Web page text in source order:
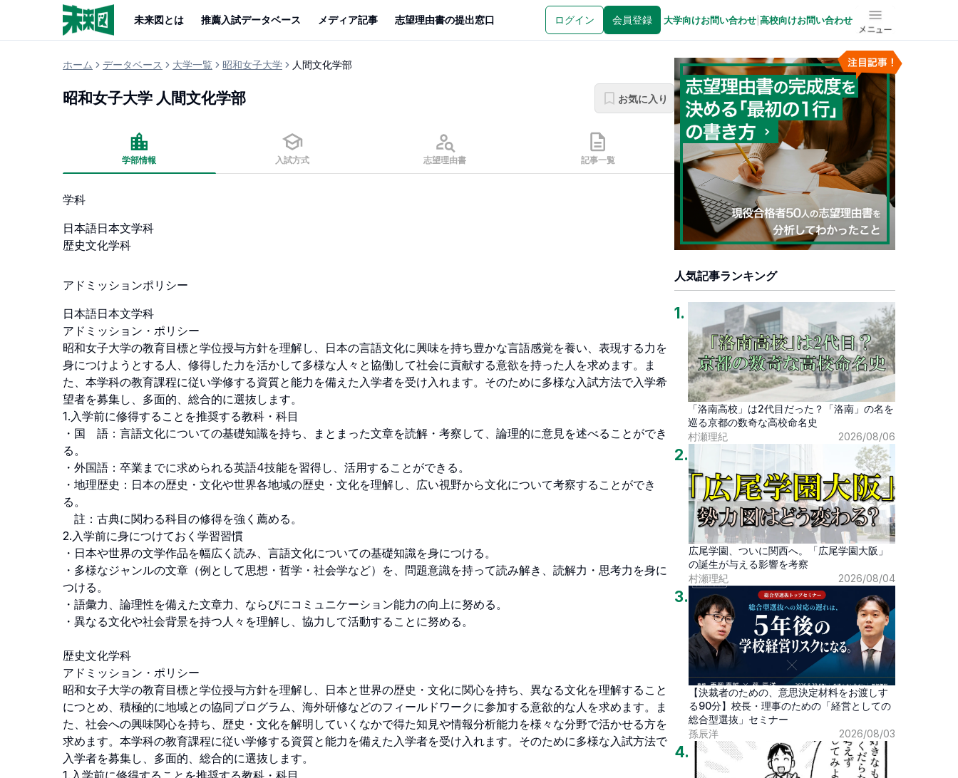
未来図とは 推薦入試データベース メディア記事 志望理由書の提出窓口 ログイン 会員登録 大学向けお問い合わせ 高校向けお問い合わせ メニュー
ホーム データベース 大学一覧 昭和女子大学 人間文化学部
昭和女子大学 人間文化学部 お気に入り
学部情報 入試方式 志望理由書 記事一覧
学科
日本語日本文学科
歴史文化学科
アドミッションポリシー
日本語日本文学科
アドミッション・ポリシー
昭和女子大学の教育目標と学位授与方針を理解し、日本の言語文化に興味を持ち豊かな言語感覚を養い、表現する力を
身につけようとする人、修得した力を活かして多様な人々と協働して社会に貢献する意欲を持った人を求めます。ま
た、本学科の教育課程に従い学修する資質と能力を備えた入学者を受け入れます。そのために多様な入試方法で入学希
望者を募集し、多面的、総合的に選抜します。
1.入学前に修得することを推奨する教科・科目
・国　語：言語文化についての基礎知識を持ち、まとまった文章を読解・考察して、論理的に意見を述べることができ
る。
・外国語：卒業までに求められる英語4技能を習得し、活用することができる。
・地理歴史：日本の歴史・文化や世界各地域の歴史・文化を理解し、広い視野から文化について考察することができ
る。
註：古典に関わる科目の修得を強く薦める。
2.入学前に身につけておく学習習慣
・日本や世界の文学作品を幅広く読み、言語文化についての基礎知識を身につける。
・多様なジャンルの文章（例として思想・哲学・社会学など）を、問題意識を持って読み解き、読解力・思考力を身に
つける。
・語彙力、論理性を備えた文章力、ならびにコミュニケーション能力の向上に努める。
・異なる文化や社会背景を持つ人々を理解し、協力して活動することに努める。
歴史文化学科
アドミッション・ポリシー
昭和女子大学の教育目標と学位授与方針を理解し、日本と世界の歴史・文化に関心を持ち、異なる文化を理解すること
につとめ、積極的に地域との協同プログラム、海外研修などのフィールドワークに参加する意欲的な人を求めます。ま
た、社会への興味関心を持ち、歴史・文化を解明していくなかで得た知見や情報分析能力を様々な分野で活かせる方を
求めます。本学科の教育課程に従い学修する資質と能力を備えた入学者を受け入れます。そのために多様な入試方法で
入学者を募集し、多面的、総合的に選抜します。
1.入学前に修得することを推奨する教科・科目
人気記事ランキング
1.
「洛南高校」は2代目だった？「洛南」の名を
巡る京都の数奇な高校命名史
村瀬理紀
2026/08/06
2.
広尾学園、ついに関西へ。「広尾学園大阪」
の誕生が与える影響を考察
村瀬理紀
2026/08/04
3.
【決裁者のための、意思決定材料をお渡しす
る90分】校長・理事のための「経営としての
総合型選抜」セミナー
孫辰洋
2026/08/03
4.